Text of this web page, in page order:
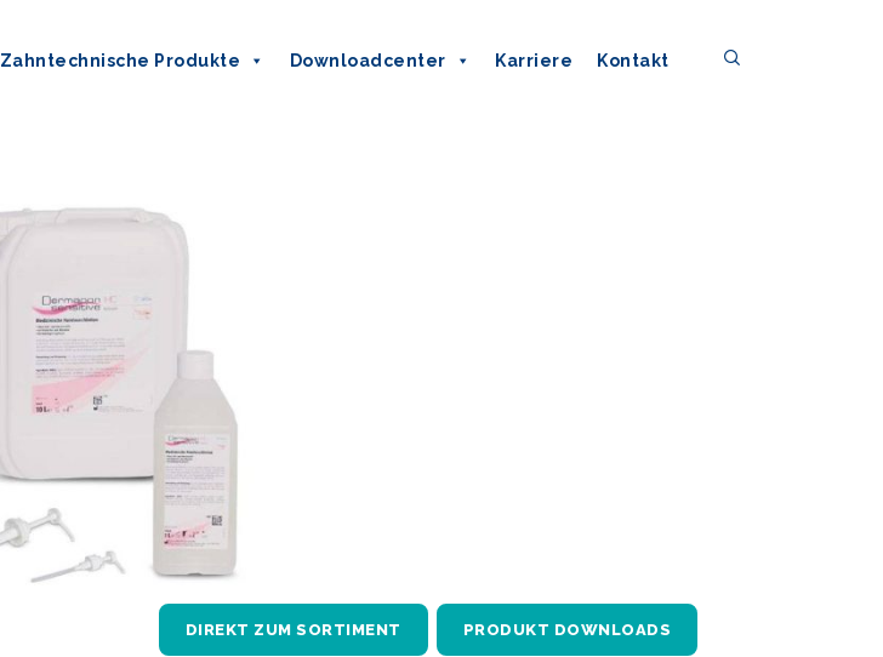
Zahntechnische Produkte Downloadcenter Karriere Kontakt
DIREKT ZUM SORTIMENT PRODUKT DOWNLOADS